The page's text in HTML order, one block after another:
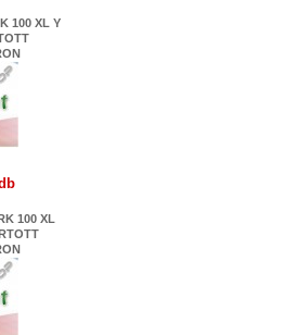
100 XL Y
100 XL